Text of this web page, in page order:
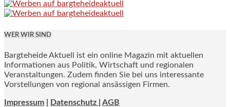
WER WIR SIND
Bargteheide Aktuell ist ein online Magazin mit aktuellen
Informationen aus Politik, Wirtschaft und regionalen
Veranstaltungen. Zudem finden Sie bei uns interessante
Vorstellungen von regional ansässigen Firmen.
Impressum Datenschutz | AGB